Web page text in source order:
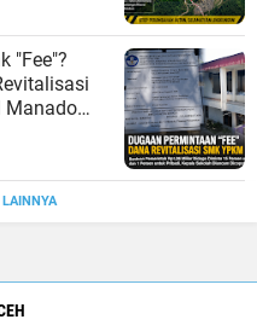
"Fee"?
Manado
LAINNYA